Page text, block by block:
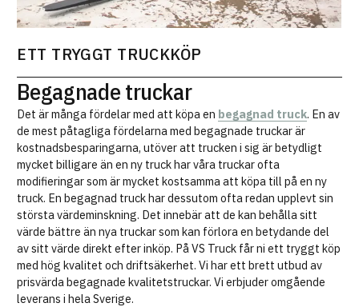
ETT TRYGGT TRUCKKÖP
Begagnade truckar
Det är många fördelar med att köpa en begagnad truck. En av
de mest påtagliga fördelarna med begagnade truckar är
kostnadsbesparingarna, utöver att trucken i sig är betydligt
mycket billigare än en ny truck har våra truckar ofta
modifieringar som är mycket kostsamma att köpa till på en ny
truck. En begagnad truck har dessutom ofta redan upplevt sin
största värdeminskning. Det innebär att de kan behålla sitt
värde bättre än nya truckar som kan förlora en betydande del
av sitt värde direkt efter inköp. På VS Truck får ni ett tryggt köp
med hög kvalitet och driftsäkerhet. Vi har ett brett utbud av
prisvärda begagnade kvalitetstruckar. Vi erbjuder omgående
leverans i hela Sverige.